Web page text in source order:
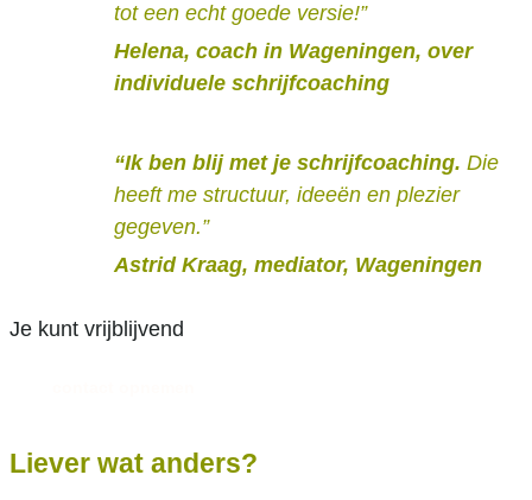
tot een echt goede versie!”
Helena, coach in Wageningen, over
individuele schrijfcoaching
“Ik ben blij met je schrijfcoaching. Die
heeft me structuur, ideeën en plezier
gegeven.”
Astrid Kraag, mediator, Wageningen
Je kunt vrijblijvend
Liever wat anders?